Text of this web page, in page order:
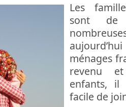
Les
sont
ménages
revenu
enfants, il
facile de